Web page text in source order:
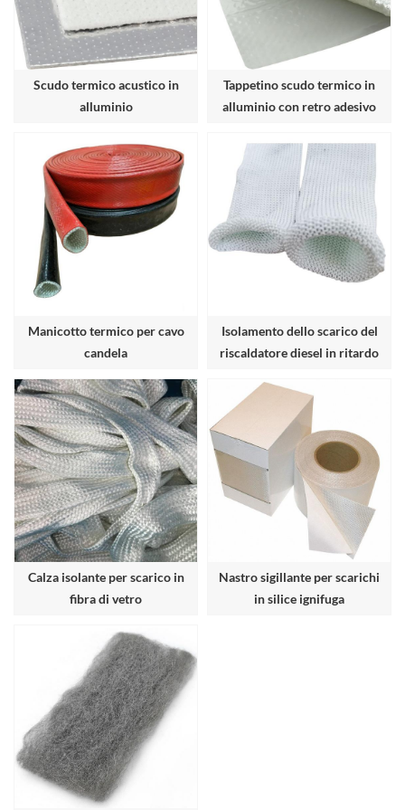
Scudo termico acustico in
alluminio
Tappetino scudo termico in
alluminio con retro adesivo
Manicotto termico per cavo
candela
Isolamento dello scarico del
riscaldatore diesel in ritardo
Calza isolante per scarico in
fibra di vetro
Nastro sigillante per scarichi
in silice ignifuga